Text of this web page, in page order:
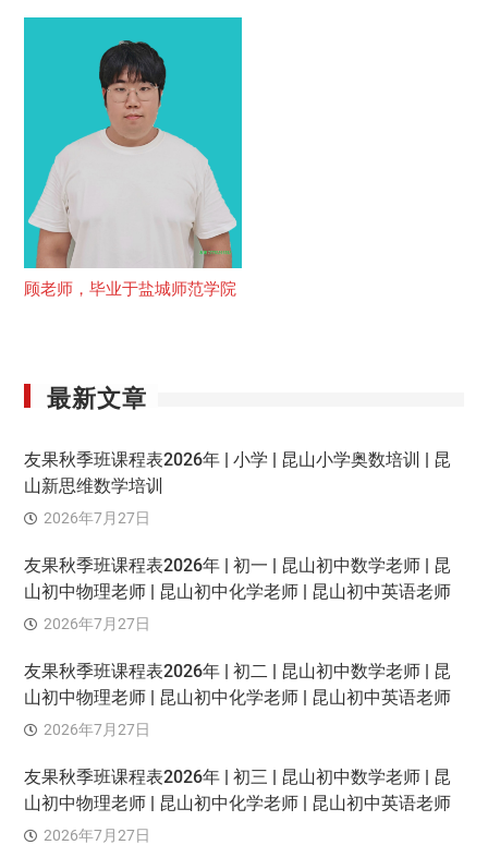
顾老师，毕业于盐城师范学院
最新文章
友果秋季班课程表2026年 | 小学 | 昆山小学奥数培训 | 昆
山新思维数学培训
2026年7月27日
友果秋季班课程表2026年 | 初一 | 昆山初中数学老师 | 昆
山初中物理老师 | 昆山初中化学老师 | 昆山初中英语老师
2026年7月27日
友果秋季班课程表2026年 | 初二 | 昆山初中数学老师 | 昆
山初中物理老师 | 昆山初中化学老师 | 昆山初中英语老师
2026年7月27日
友果秋季班课程表2026年 | 初三 | 昆山初中数学老师 | 昆
山初中物理老师 | 昆山初中化学老师 | 昆山初中英语老师
2026年7月27日